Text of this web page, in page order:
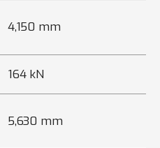
4,150 mm
164 kN
5,630 mm